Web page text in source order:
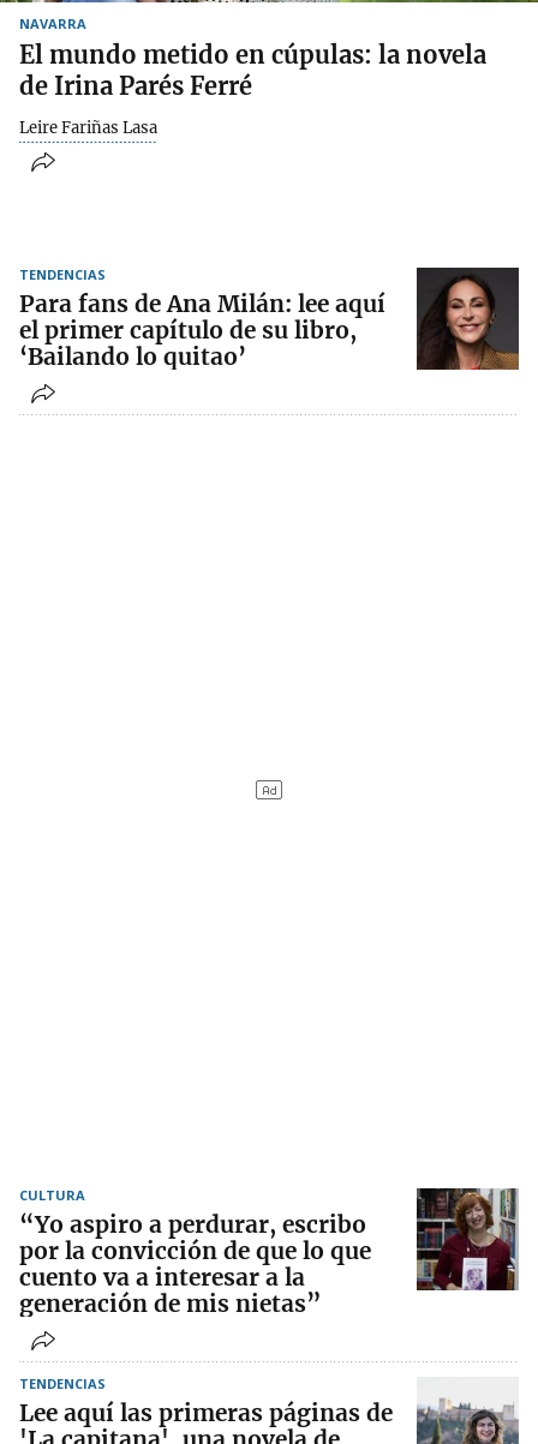
NAVARRA
El mundo metido en cúpulas: la novela
de Irina Parés Ferré
Leire Fariñas Lasa
TENDENCIAS
Para fans de Ana Milán: lee aquí
el primer capítulo de su libro,
‘Bailando lo quitao’
CULTURA
“Yo aspiro a perdurar, escribo
por la convicción de que lo que
cuento va a interesar a la
generación de mis nietas”
TENDENCIAS
Lee aquí las primeras páginas de